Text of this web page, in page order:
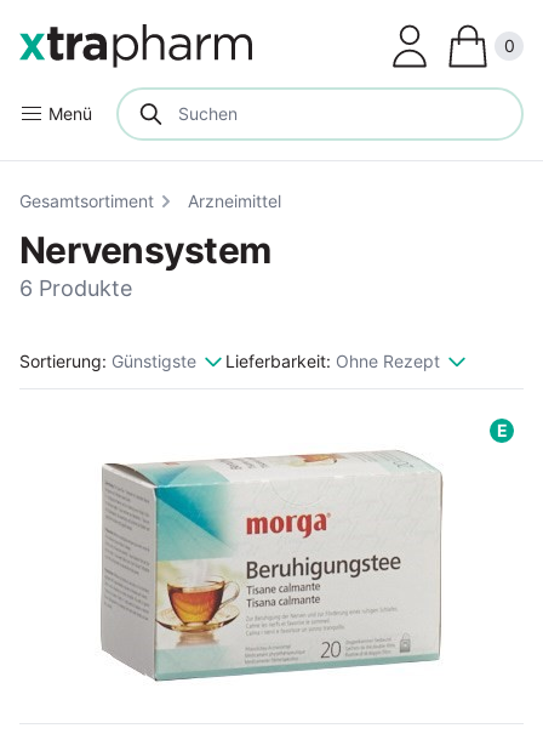
Menü
0
Gesamtsortiment Arzneimittel
Nervensystem
6 Produkte
Sortierung: Günstigste Lieferbarkeit: Ohne Rezept
E